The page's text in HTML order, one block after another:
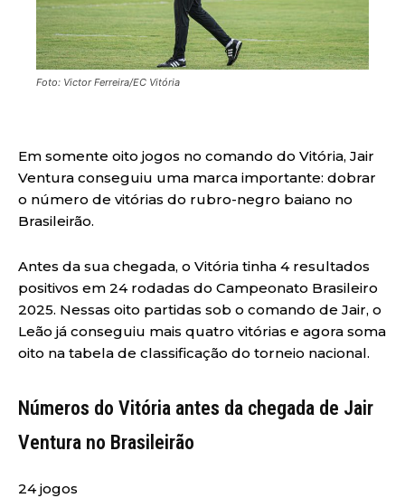
Foto: Victor Ferreira/EC Vitória
Em somente oito jogos no comando do Vitória, Jair
Ventura conseguiu uma marca importante: dobrar
o número de vitórias do rubro-negro baiano no
Brasileirão.
Antes da sua chegada, o Vitória tinha 4 resultados
positivos em 24 rodadas do Campeonato Brasileiro
2025. Nessas oito partidas sob o comando de Jair, o
Leão já conseguiu mais quatro vitórias e agora soma
oito na tabela de classificação do torneio nacional.
Números do Vitória antes da chegada de Jair
Ventura no Brasileirão
24 jogos